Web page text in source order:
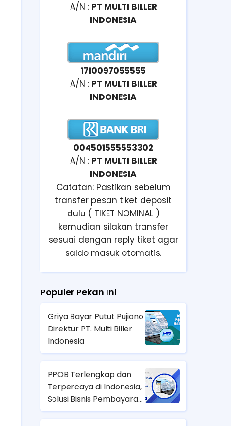
A/N : PT MULTI BILLER
INDONESIA
1710097055555
A/N : PT MULTI BILLER
INDONESIA
004501555553302
A/N : PT MULTI BILLER
INDONESIA
Catatan: Pastikan sebelum
transfer pesan tiket deposit
dulu ( TIKET NOMINAL )
kemudian silakan transfer
sesuai dengan reply tiket agar
saldo masuk otomatis.
Populer Pekan Ini
Griya Bayar Putut Pujiono
Direktur PT. Multi Biller
Indonesia
PPOB Terlengkap dan
Terpercaya di Indonesia,
Solusi Bisnis Pembayaran
yang Menguntungkan